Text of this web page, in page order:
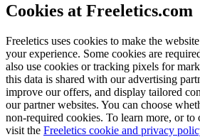
Cookies at Freeletics.com
Freeletics uses cookies to make the
your experience. Some cookies are
also use cookies or tracking pixels for
this data is shared with our advertising
improve our offers, and display tailored
our partner websites. You can choose
non-required cookies. To learn more, or to
visit the Freeletics cookie and privacy